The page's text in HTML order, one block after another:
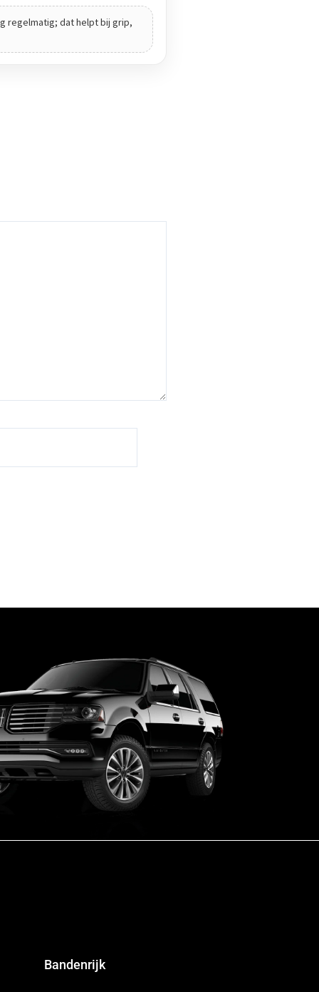
regelmatig; dat helpt bij grip,
Bandenrijk